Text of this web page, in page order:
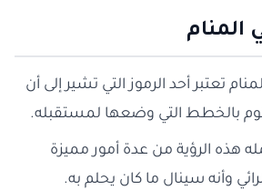
تعتبر أحد الرموز التي تشير إلى أن
بالخطط التي وضعها لمستقبله.
هذه الرؤية من عدة أمور مميزة
وأنه سينال ما كان يحلم به.